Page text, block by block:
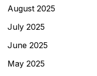
August 2025
July 2025
June 2025
May 2025